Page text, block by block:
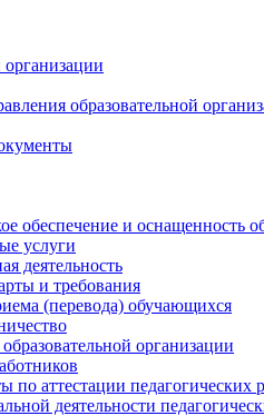
организации
образовательной
обеспечение и оснащенность
услуги
деятельность
и требования
(перевода) обучающихся
организации
аттестации педагогических
деятельности